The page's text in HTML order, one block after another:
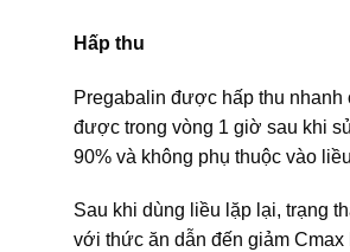
Hấp thu
Pregabalin được hấp thu
được trong vòng 1 giờ sau khi
90% và không phụ thuộc vào
Sau khi dùng liều lặp lại, trạng
với thức ăn dẫn đến giảm